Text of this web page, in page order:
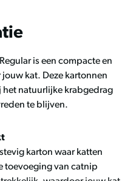
is een compacte en
kat. Deze kartonnen
het natuurlijke krabgedrag
te blijven.
karton waar katten
toevoeging van catnip